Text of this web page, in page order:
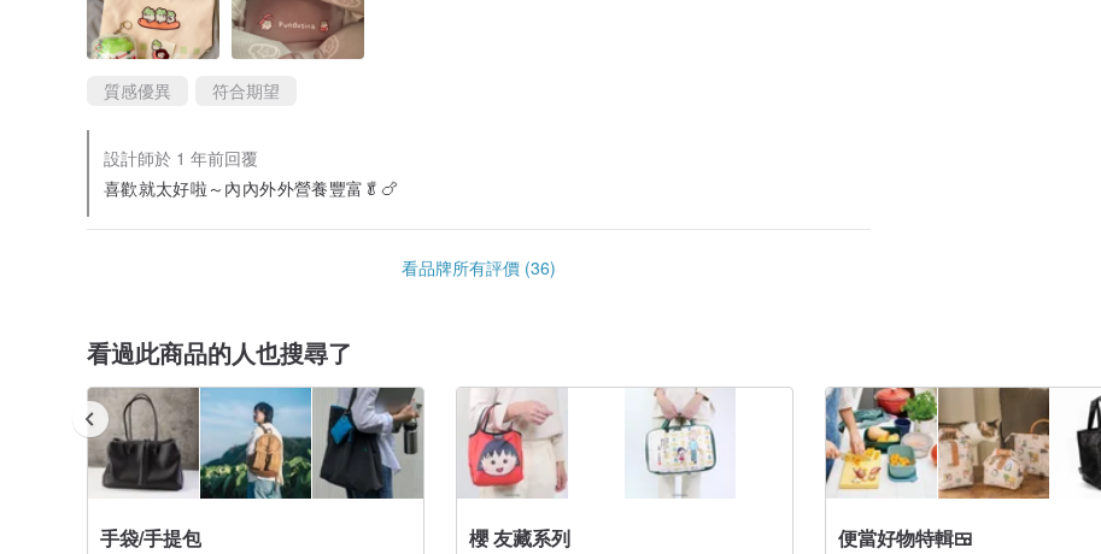
質感優異 符合期望
設計師於 1 年前回覆
喜歡就太好啦～內內外外營養豐富🥬🍗
看品牌所有評價 (36)
看過此商品的人也搜尋了
手袋/手提包 櫻 友藏系列 便當好物特輯🍱